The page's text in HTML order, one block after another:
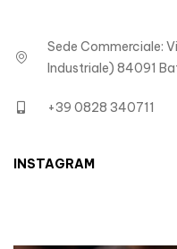
Sede Commerciale:
Industriale) 84091
+39 0828 340711
INSTAGRAM